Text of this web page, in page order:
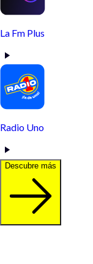
La Fm Plus
Radio Uno
Descubre más